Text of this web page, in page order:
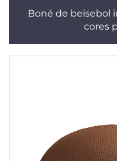
Boné de beisebol
cores